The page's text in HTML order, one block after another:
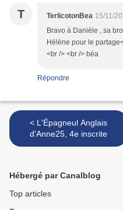
T TerlicotonBea 15/11/
Bravo à Danièle , sa
Hélène pour le
<br /> <br /> béa
Répondre
< L'Épagneul Anglais
d'Anne25, 4e inscrite
Hébergé par Canalblog
Top articles